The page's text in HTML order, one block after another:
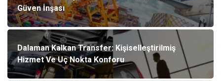
Güven İnşası
Dalaman Kalkan Transfer: Kişiselleştirilmiş
Hizmet Ve Uç Nokta Konforu